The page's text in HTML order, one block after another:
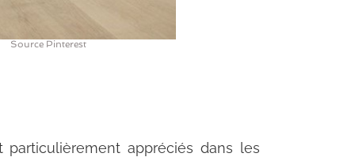
Source Pinterest
appréciés dans les